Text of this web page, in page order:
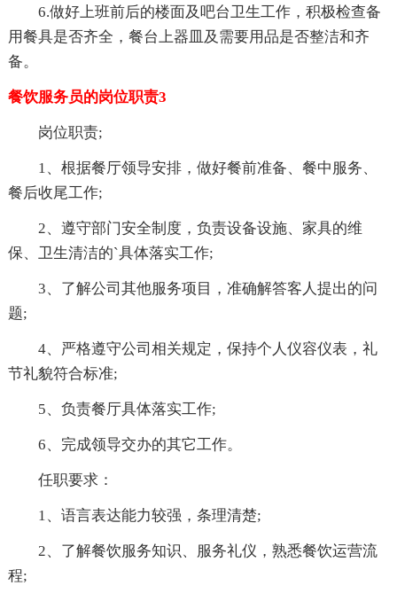
6.做好上班前后的楼面及吧台卫生工作，积极检查备
用餐具是否齐全，餐台上器皿及需要用品是否整洁和齐
备。
餐饮服务员的岗位职责3
岗位职责;
1、根据餐厅领导安排，做好餐前准备、餐中服务、
餐后收尾工作;
2、遵守部门安全制度，负责设备设施、家具的维
保、卫生清洁的`具体落实工作;
3、了解公司其他服务项目，准确解答客人提出的问
题;
4、严格遵守公司相关规定，保持个人仪容仪表，礼
节礼貌符合标准;
5、负责餐厅具体落实工作;
6、完成领导交办的其它工作。
任职要求：
1、语言表达能力较强，条理清楚;
2、了解餐饮服务知识、服务礼仪，熟悉餐饮运营流
程;